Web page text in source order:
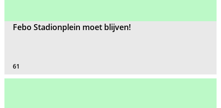
Febo Stadionplein moet blijven!
61